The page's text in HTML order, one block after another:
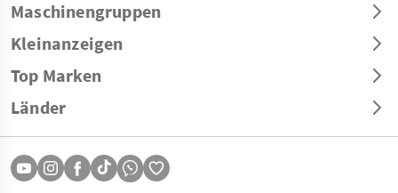
Maschinengruppen
Kleinanzeigen
Top Marken
Länder